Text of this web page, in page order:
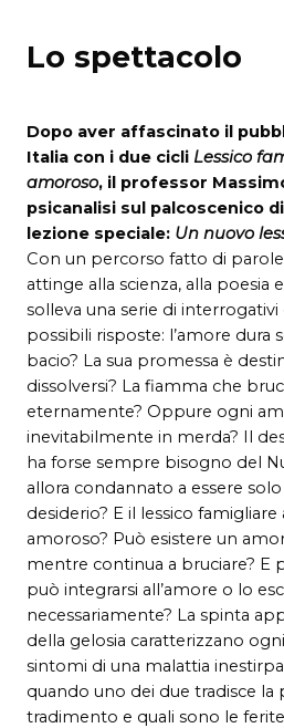
Lo spettacolo
Dopo aver affascinato il
Italia con i due cicli Lessico
amoroso, il professor
psicanalisi sul palcoscenico
lezione speciale: Un nuovo
Con un percorso fatto di
attinge alla scienza, alla poesia
solleva una serie di interrogativi
possibili risposte: l’amore dura
bacio? La sua promessa è
dissolversi? La fiamma che
eternamente? Oppure ogni
inevitabilmente in merda? Il
ha forse sempre bisogno del
allora condannato a essere
desiderio? E il lessico famigliare
amoroso? Può esistere un
mentre continua a bruciare? E
può integrarsi all’amore o lo
necessariamente? La spinta
della gelosia caratterizzano
sintomi di una malattia
quando uno dei due tradisce la
tradimento e quali sono le